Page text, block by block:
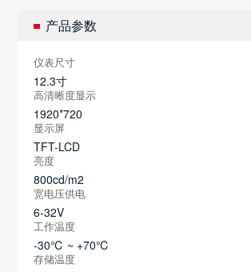
产品参数
仪表尺寸
12.3寸
高清晰度显示
1920*720
显示屏
TFT-LCD
亮度
800cd/m2
宽电压供电
6-32V
工作温度
-30℃ ~ +70℃
存储温度